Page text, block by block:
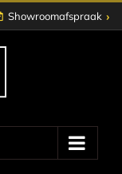
Showroomafspraak ›